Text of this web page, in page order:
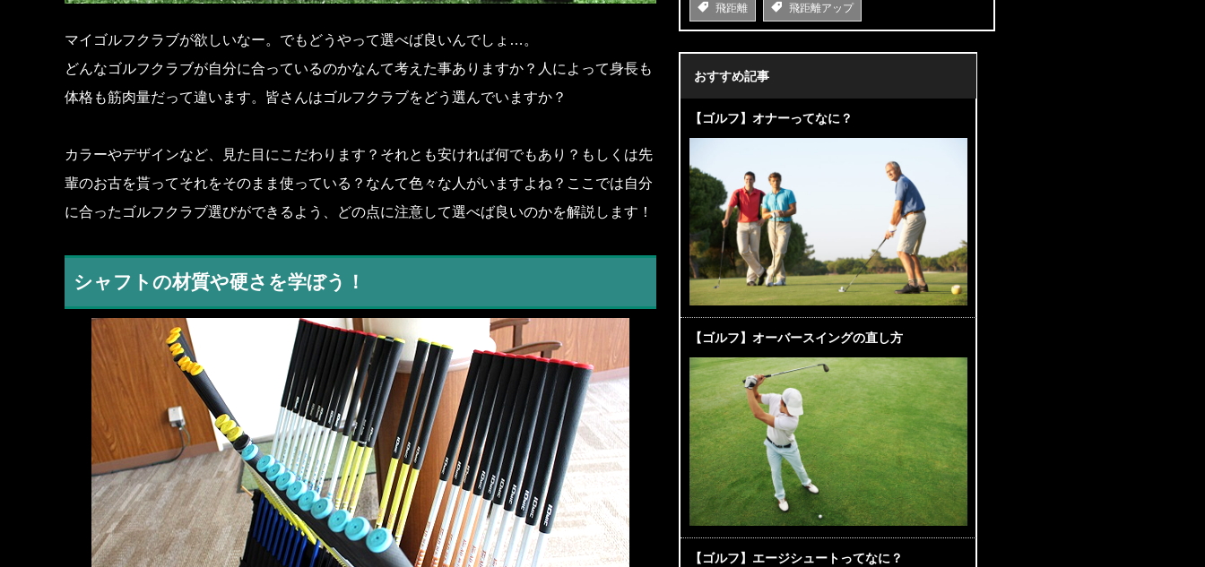
マイゴルフクラブが欲しいなー。でもどうやって選べば良いんでしょ…。
どんなゴルフクラブが自分に合っているのかなんて考えた事ありますか？人によって身長も
体格も筋肉量だって違います。皆さんはゴルフクラブをどう選んでいますか？
カラーやデザインなど、見た目にこだわります？それとも安ければ何でもあり？もしくは先
輩のお古を貰ってそれをそのまま使っている？なんて色々な人がいますよね？ここでは自分
に合ったゴルフクラブ選びができるよう、どの点に注意して選べば良いのかを解説します！
シャフトの材質や硬さを学ぼう！
飛距離 飛距離アップ
おすすめ記事
【ゴルフ】オナーってなに？
【ゴルフ】オーバースイングの直し方
【ゴルフ】エージシュートってなに？